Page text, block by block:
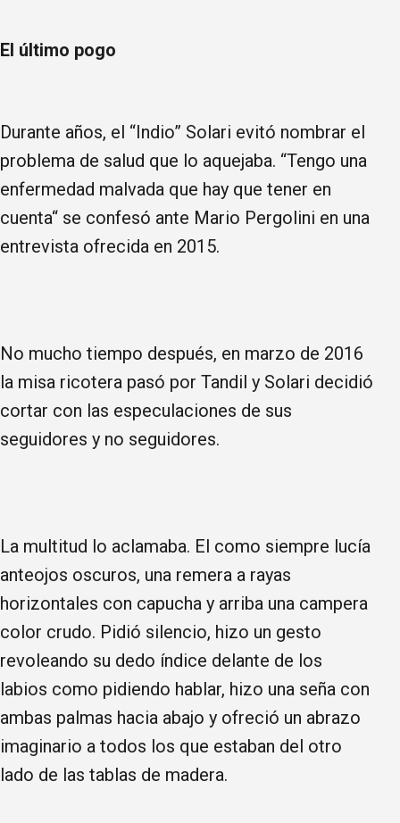
El último pogo
Durante años, el “Indio” Solari evitó nombrar el
problema de salud que lo aquejaba. “Tengo una
enfermedad malvada que hay que tener en
cuenta“ se confesó ante Mario Pergolini en una
entrevista ofrecida en 2015.
No mucho tiempo después, en marzo de 2016
la misa ricotera pasó por Tandil y Solari decidió
cortar con las especulaciones de sus
seguidores y no seguidores.
La multitud lo aclamaba. El como siempre lucía
anteojos oscuros, una remera a rayas
horizontales con capucha y arriba una campera
color crudo. Pidió silencio, hizo un gesto
revoleando su dedo índice delante de los
labios como pidiendo hablar, hizo una seña con
ambas palmas hacia abajo y ofreció un abrazo
imaginario a todos los que estaban del otro
lado de las tablas de madera.